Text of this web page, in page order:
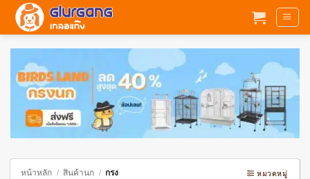
ข้าม
หน้าหลัก / สินค้านก / กรง หมวดหมู่